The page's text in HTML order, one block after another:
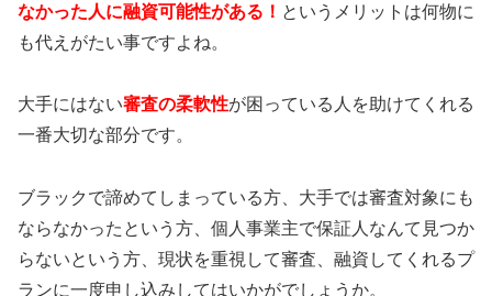
なかった人に融資可能性がある！ というメリットは何物に
も代えがたい事ですよね。
大手にはない審査の柔軟性が困っている人を助けてくれる
一番大切な部分です。
ブラックで諦めてしまっている方、大手では審査対象にも
ならなかったという方、個人事業主で保証人なんて見つか
らないという方、現状を重視して審査、融資してくれるプ
ランに一度申し込みしてはいかがでしょうか。